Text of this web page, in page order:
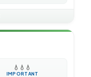
💧 💧 💧
IMPORTANT